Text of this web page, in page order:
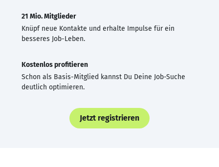
21 Mio. Mitglieder
Knüpf neue Kontakte und erhalte Impulse für ein
besseres Job-Leben.
Kostenlos profitieren
Schon als Basis-Mitglied kannst Du Deine Job-Suche
deutlich optimieren.
Jetzt registrieren